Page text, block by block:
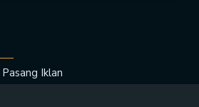
Pasang Iklan